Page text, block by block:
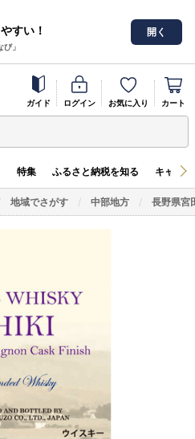
すい！
」
開く
ガイド ログイン お気に入り カート
特集 ふるさと納税を知る キャン
地域でさがす 中部地方 長野県宮